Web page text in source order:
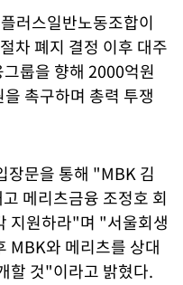
러스일반노동조합이
차 폐지 결정 이후 대주
룹을 향해 2000억원
촉구하며 총력 투쟁
장문을 통해 "MBK 김
메리츠금융 조정호 회
지원하라"며 "서울회생
MBK와 메리츠를 상대
할 것"이라고 밝혔다.